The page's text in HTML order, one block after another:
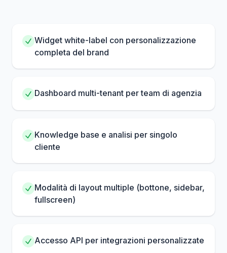
Widget white-label con personalizzazione
completa del brand
Dashboard multi-tenant per team di agenzia
Knowledge base e analisi per singolo
cliente
Modalità di layout multiple (bottone, sidebar,
fullscreen)
Accesso API per integrazioni personalizzate